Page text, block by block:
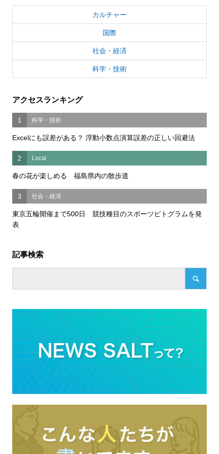
カルチャー
国際
社会・経済
科学・技術
アクセスランキング
1 科学・技術
Excelにも誤差がある？ 浮動小数点演算誤差の正しい回避法
2 Local
春の花が楽しめる 福島県内の散歩道
3 社会・経済
東京五輪開催まで500日 競技種目のスポーツピトグラムを発
表
記事検索